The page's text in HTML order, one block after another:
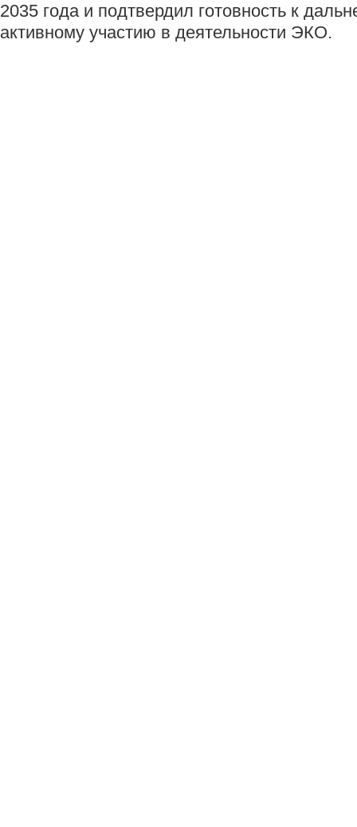
2035 года и подтвердил готовность к
активному участию в деятельности ЭКО.